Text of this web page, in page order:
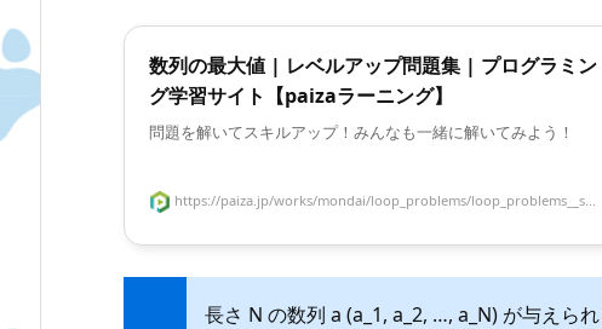
数列の最大値 | レベルアップ問題集 | プログラミン
グ学習サイト【paizaラーニング】
問題を解いてスキルアップ！みんなも一緒に解いてみよう！
https://paiza.jp/works/mondai/loop_problems/loop_problems__s...
長さ N の数列 a (a_1, a_2, …, a_N) が与えられ